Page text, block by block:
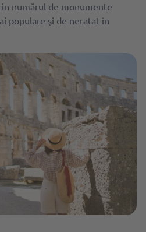
numărul de monumente
populare şi de neratat în